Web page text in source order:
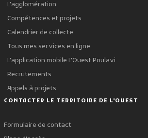
L'agglomération
Compétences et projets
Calendrier de collecte
Tous mes services en ligne
L'application mobile L'Ouest Poulavi
Recrutements
Appels à projets
CONTACTER LE TERRITOIRE DE L'OUEST
Formulaire de contact